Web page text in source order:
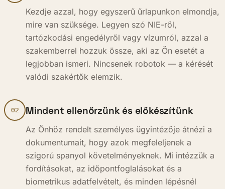
Kezdje azzal, hogy egyszerű űrlapunkon elmondja,
mire van szüksége. Legyen szó NIE-ről,
tartózkodási engedélyről vagy vízumról, azzal a
szakemberrel hozzuk össze, aki az Ön esetét a
legjobban ismeri. Nincsenek robotok — a kérését
valódi szakértők elemzik.
02 Mindent ellenőrzünk és előkészítünk
Az Önhöz rendelt személyes ügyintézője átnézi a
dokumentumait, hogy azok megfeleljenek a
szigorú spanyol követelményeknek. Mi intézzük a
fordításokat, az időpontfoglalásokat és a
biometrikus adatfelvételt, és minden lépésnél